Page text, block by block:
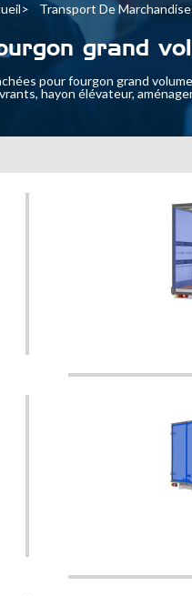
Transport De
grand
pour fourgon grand
hayon élévateur,